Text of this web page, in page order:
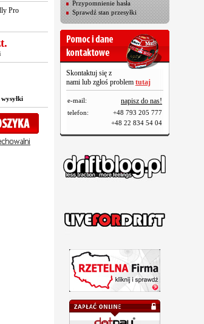
Pro
Przypomnienie hasła
Sprawdź stan przesyłki
Skontaktuj się z
nami lub zgłoś problem tutaj
e-mail: napisz do nas!
telefon:
+48 793 205 777
+48 22 834 54 04